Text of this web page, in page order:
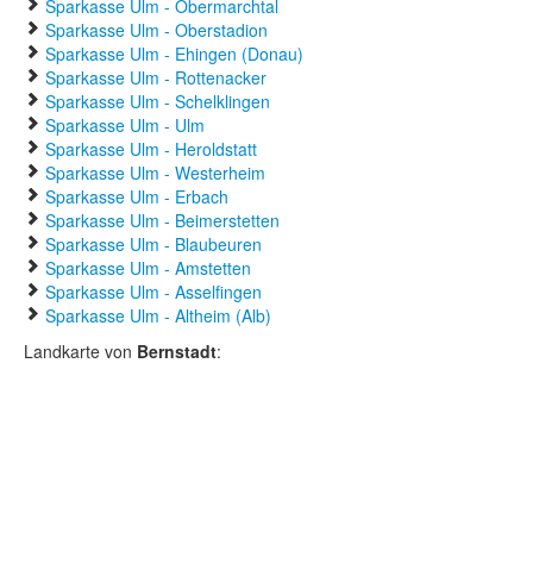
Sparkasse Ulm - Obermarchtal
Sparkasse Ulm - Oberstadion
Sparkasse Ulm - Ehingen (Donau)
Sparkasse Ulm - Rottenacker
Sparkasse Ulm - Schelklingen
Sparkasse Ulm - Ulm
Sparkasse Ulm - Heroldstatt
Sparkasse Ulm - Westerheim
Sparkasse Ulm - Erbach
Sparkasse Ulm - Beimerstetten
Sparkasse Ulm - Blaubeuren
Sparkasse Ulm - Amstetten
Sparkasse Ulm - Asselfingen
Sparkasse Ulm - Altheim (Alb)
Landkarte von Bernstadt: